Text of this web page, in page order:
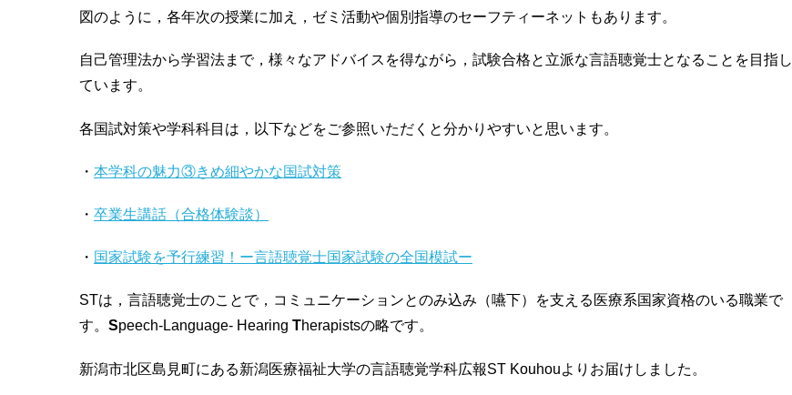
図のように，各年次の授業に加え，ゼミ活動や個別指導のセーフティーネットもあります。
自己管理法から学習法まで，様々なアドバイスを得ながら，試験合格と立派な言語聴覚士となることを目指し
ています。
各国試対策や学科科目は，以下などをご参照いただくと分かりやすいと思います。
・ 本学科の魅力③きめ細やかな国試対策
・ 卒業生講話（合格体験談）
・ 国家試験を予行練習！ー言語聴覚士国家試験の全国模試ー
STは，言語聴覚士のことで，コミュニケーションとのみ込み（嚥下）を支える医療系国家資格のいる職業で
す。 Speech-Language- Hearing Therapistsの略です。
新潟市北区島見町にある新潟医療福祉大学の言語聴覚学科広報ST Kouhouよりお届けしました。